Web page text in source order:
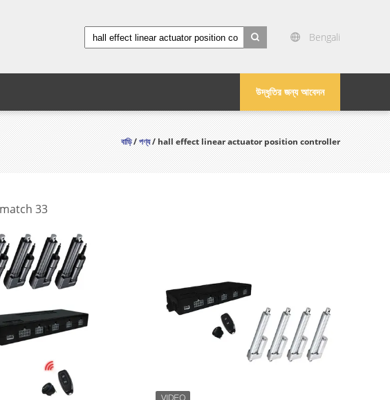
Bengali
উদ্ধৃতির জন্য আবেদন
বাড়ি/পণ্য/ hall effect linear actuator position controller
match 33